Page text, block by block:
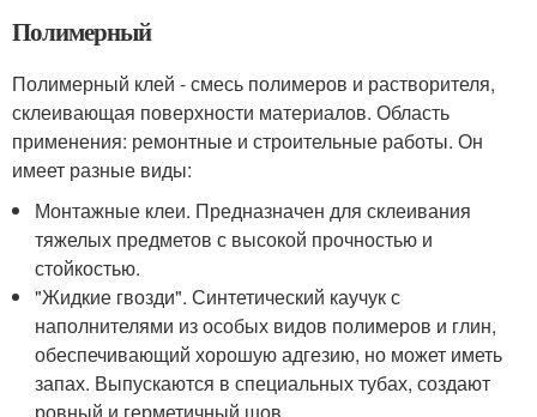
Полимерный
Полимерный клей - смесь полимеров и растворителя,
склеивающая поверхности материалов. Область
применения: ремонтные и строительные работы. Он
имеет разные виды:
Монтажные клеи. Предназначен для склеивания
тяжелых предметов с высокой прочностью и
стойкостью.
"Жидкие гвозди". Синтетический каучук с
наполнителями из особых видов полимеров и глин,
обеспечивающий хорошую адгезию, но может иметь
запах. Выпускаются в специальных тубах, создают